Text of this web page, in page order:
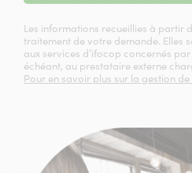
Les informations recueillies à partir
traitement de votre demande. Elles
aux services d’ifocop concernés
échéant, au prestataire externe
Pour en savoir plus sur la gestion